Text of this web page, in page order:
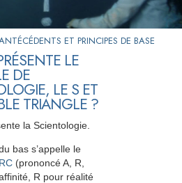
ET PRINCIPES DE BASE
LE
DE
LE S ET
TRIANGLE ?
la Scientologie.
bas s’appelle le
(prononcé A, R,
R pour réalité